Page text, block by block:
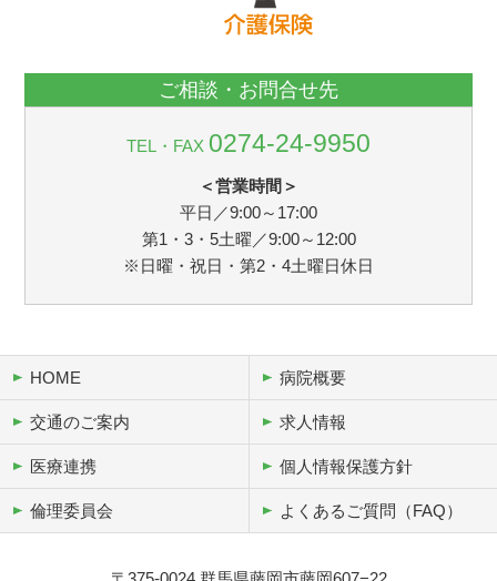
ご相談・お問合せ先
TEL・FAX 0274-24-9950
＜営業時間＞
平日／9:00～17:00
第1・3・5土曜／9:00～12:00
※日曜・祝日・第2・4土曜日休日
HOME 病院概要
交通のご案内 求人情報
医療連携 個人情報保護方針
倫理委員会 よくあるご質問（FAQ）